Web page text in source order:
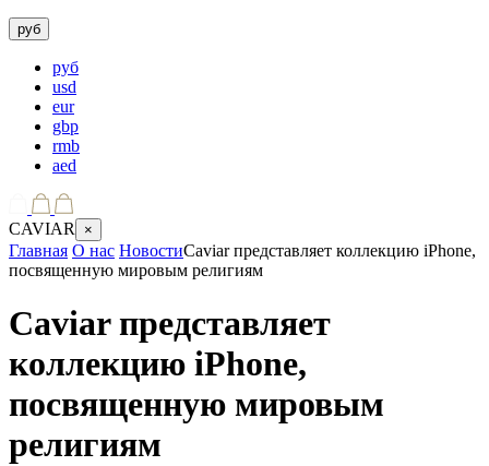
руб
руб
usd
eur
gbp
rmb
aed
CAVIAR ×
Главная О нас НовостиCaviar представляет коллекцию iPhone,
посвященную мировым религиям
Caviar представляет
коллекцию iPhone,
посвященную мировым
религиям